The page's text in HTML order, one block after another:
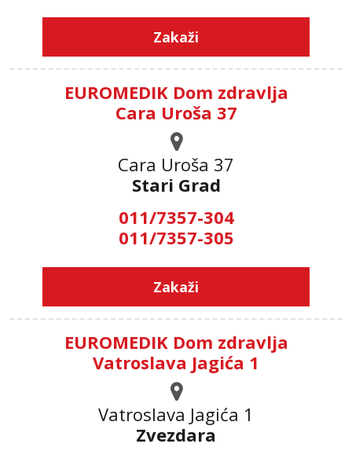
Zakaži
EUROMEDIK Dom zdravlja
Cara Uroša 37
Cara Uroša 37
Stari Grad
011/7357-304
011/7357-305
Zakaži
EUROMEDIK Dom zdravlja
Vatroslava Jagića 1
Vatroslava Jagića 1
Zvezdara